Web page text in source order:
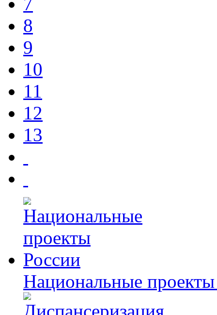
8
9
10
11
12
13
Национальные